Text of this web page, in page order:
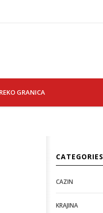
GRANICA
CATEGORIES
CAZIN
KRAJINA